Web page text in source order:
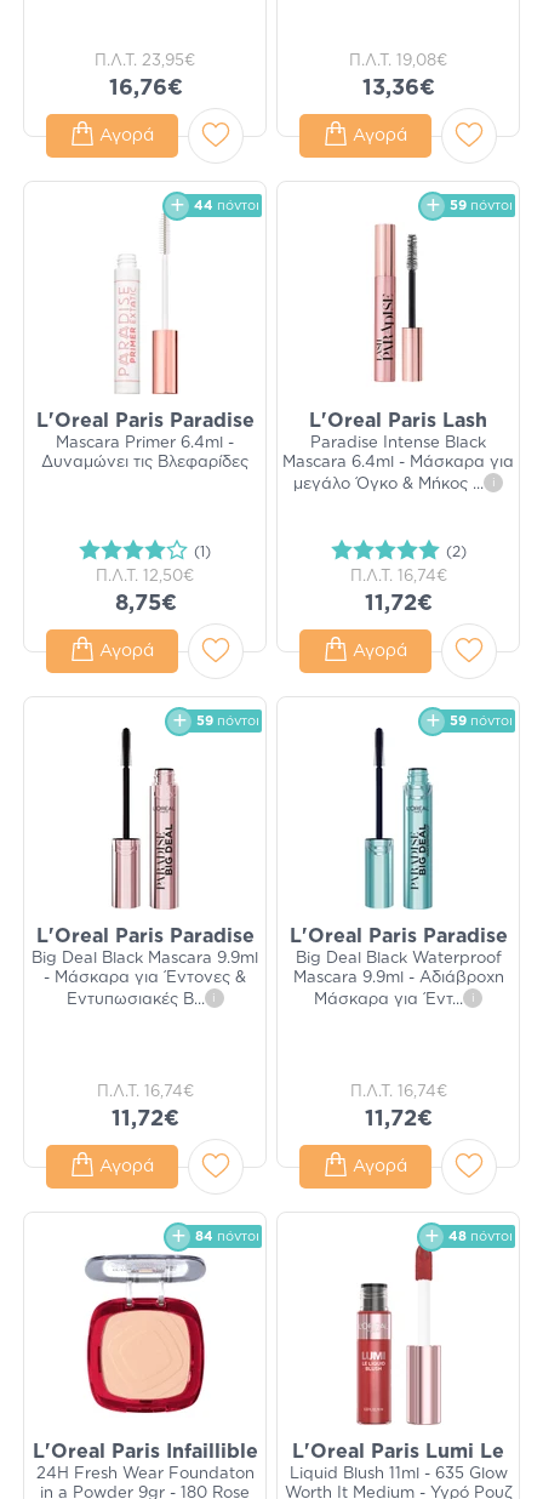
Π.Λ.Τ. 23,95€
16,76€
Αγορά
Π.Λ.Τ. 19,08€
13,36€
Αγορά
44 πόντοι
L'Oreal Paris Paradise
Mascara Primer 6.4ml -
Δυναμώνει τις Βλεφαρίδες
(1)
Π.Λ.Τ. 12,50€
8,75€
Αγορά
59 πόντοι
L'Oreal Paris Lash
Paradise Intense Black
Mascara 6.4ml - Μάσκαρα για
μεγάλο Όγκο & Μήκος ... i
(2)
Π.Λ.Τ. 16,74€
11,72€
Αγορά
59 πόντοι
L'Oreal Paris Paradise
Big Deal Black Mascara 9.9ml
- Μάσκαρα για Έντονες &
Εντυπωσιακές Β... i
Π.Λ.Τ. 16,74€
11,72€
Αγορά
59 πόντοι
L'Oreal Paris Paradise
Big Deal Black Waterproof
Mascara 9.9ml - Αδιάβροχη
Μάσκαρα για Έντ... i
Π.Λ.Τ. 16,74€
11,72€
Αγορά
84 πόντοι
L'Oreal Paris Infaillible
24H Fresh Wear Foundaton
in a Powder 9gr - 180 Rose
48 πόντοι
L'Oreal Paris Lumi Le
Liquid Blush 11ml - 635 Glow
Worth It Medium - Υγρό Ρουζ